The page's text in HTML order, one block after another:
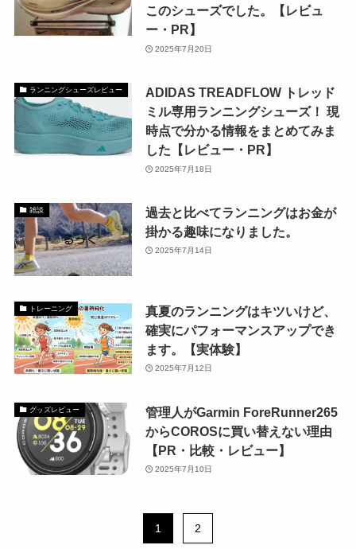
このシューズでした。【レビュ
ー・PR】
2025年7月20日
ランニングシューズレビュー
ADIDAS TREADFLOW トレッド
ミル専用ランニングシューズ！ 現
時点で分かる情報をまとめてみま
した【レビュー・PR】
2025年7月18日
雑談
過去と比べてランニングはお金が
掛かる趣味になりました。
2025年7月14日
トレーニング
真夏のランニングはキツいけど、
確実にパフォーマンスアップでき
ます。【実体験】
2025年7月12日
グッズレビュー
管理人がGarmin ForeRunner265
からCOROSに買い替えない理由
【PR・比較・レビュー】
2025年7月10日
1 2